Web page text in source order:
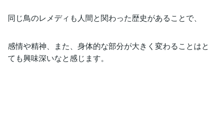
同じ鳥のレメディも人間と関わった歴史があることで、
感情や精神、また、身体的な部分が大きく変わることはと
ても興味深いなと感じます。